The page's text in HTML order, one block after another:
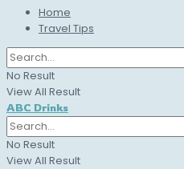
Home
Travel Tips
No Result
View All Result
ABC Drinks
No Result
View All Result